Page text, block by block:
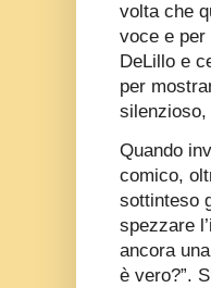
volta che
voce e per
DeLillo e
per
silenzioso,
Quando
comico,
sottinteso
spezzare
ancora
è vero?”.